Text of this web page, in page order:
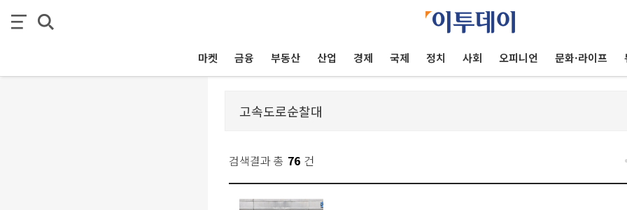
마켓 금융 부동산 산업 경제 국제 정치 사회 오피니언 문화·라이프
검색결과 총 76 건